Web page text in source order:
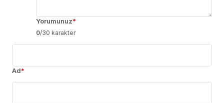
Yorumunuz*
0/30 karakter
Ad*